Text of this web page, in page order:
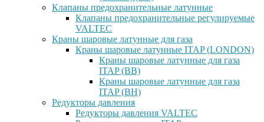
Клапаны предохранительные латунные
Клапаны предохранительные регулируемые
VALTEC
Краны шаровые латунные для газа
Краны шаровые латунные ITAP (LONDON)
Краны шаровые латунные для газа
ITAP (ВВ)
Краны шаровые латунные для газа
ITAP (ВН)
Редукторы давления
Редукторы давления VALTEC